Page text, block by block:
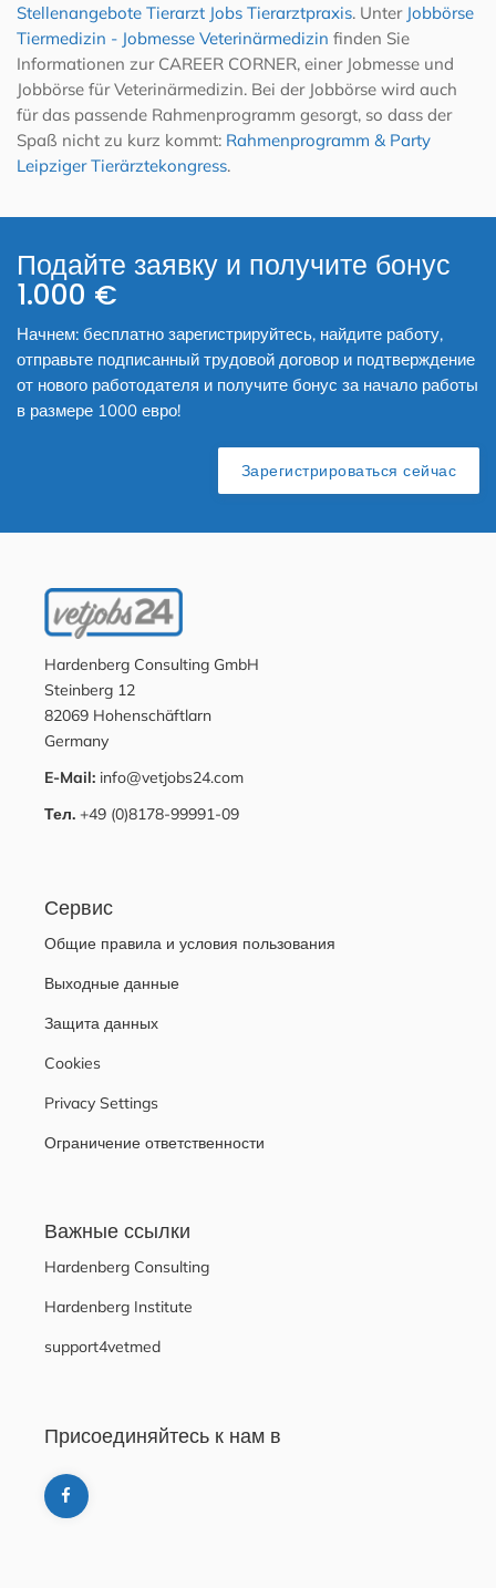
Stellenangebote Tierarzt Jobs Tierarztpraxis. Unter Jobbörse
Tiermedizin - Jobmesse Veterinärmedizin finden Sie
Informationen zur CAREER CORNER, einer Jobmesse und
Jobbörse für Veterinärmedizin. Bei der Jobbörse wird auch
für das passende Rahmenprogramm gesorgt, so dass der
Spaß nicht zu kurz kommt: Rahmenprogramm & Party
Leipziger Tierärztekongress.
Подайте заявку и получите бонус
1.000 €
Начнем: бесплатно зарегистрируйтесь, найдите работу,
отправьте подписанный трудовой договор и подтверждение
от нового работодателя и получите бонус за начало работы
в размере 1000 евро!
Зарегистрироваться сейчас
Hardenberg Consulting GmbH
Steinberg 12
82069 Hohenschäftlarn
Germany
E-Mail: info@vetjobs24.com
Тел. +49 (0)8178-99991-09
Сервис
Общие правила и условия пользования
Выходные данные
Защита данных
Cookies
Privacy Settings
Ограничение ответственности
Важные ссылки
Hardenberg Consulting
Hardenberg Institute
support4vetmed
Присоединяйтесь к нам в